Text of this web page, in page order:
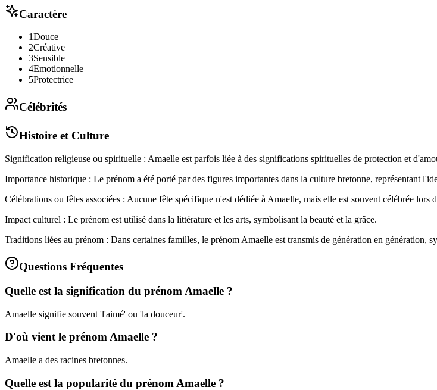
Caractère
1Douce
2Créative
3Sensible
4Emotionnelle
5Protectrice
Célébrités
Histoire et Culture
Signification religieuse ou spirituelle : Amaelle est parfois liée à des significations spirituelles de protection et
Importance historique : Le prénom a été porté par des figures importantes dans la culture bretonne, représentant
Célébrations ou fêtes associées : Aucune fête spécifique n'est dédiée à Amaelle, mais elle est souvent célébrée lors
Impact culturel : Le prénom est utilisé dans la littérature et les arts, symbolisant la beauté et la grâce.
Traditions liées au prénom : Dans certaines familles, le prénom Amaelle est transmis de génération en génération,
Questions Fréquentes
Quelle est la signification du prénom Amaelle ?
Amaelle signifie souvent 'l'aimé' ou 'la douceur'.
D'où vient le prénom Amaelle ?
Amaelle a des racines bretonnes.
Quelle est la popularité du prénom Amaelle ?